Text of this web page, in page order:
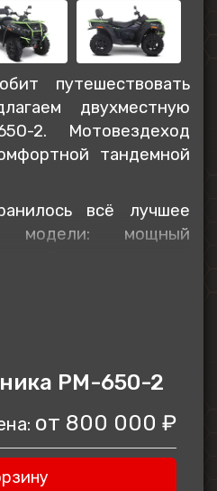
путешествовать
двухместную
2. Мотовездеход
тандемной
всё лучшее
модели: мощный
привод с
отличную
резких поворотах.
обеспечивает
комфорта как для
пассажира. У модели
РМ-650-2
от 800 000 ₽